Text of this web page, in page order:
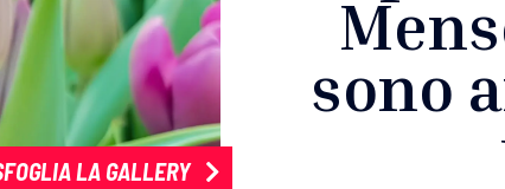
LA GALLERY
sono